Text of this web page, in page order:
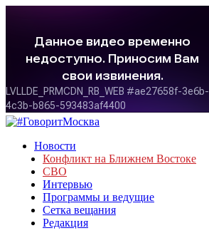
Новости
Конфликт на Ближнем Востоке
СВО
Интервью
Программы и ведущие
Сетка вещания
Редакция